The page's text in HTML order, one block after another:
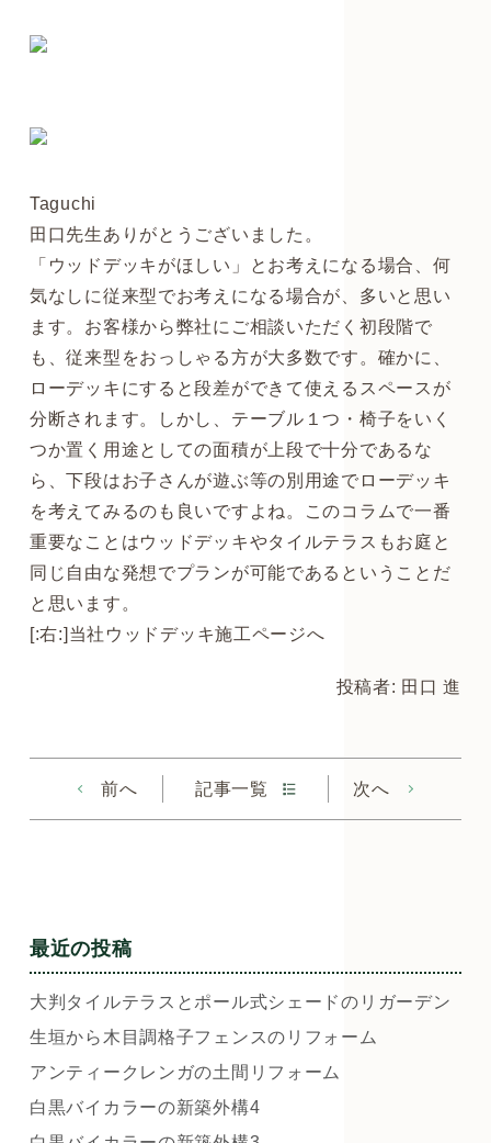
Taguchi
田口先生ありがとうございました。
「ウッドデッキがほしい」とお考えになる場合、何
気なしに従来型でお考えになる場合が、多いと思い
ます。お客様から弊社にご相談いただく初段階で
も、従来型をおっしゃる方が大多数です。確かに、
ローデッキにすると段差ができて使えるスペースが
分断されます。しかし、テーブル１つ・椅子をいく
つか置く用途としての面積が上段で十分であるな
ら、下段はお子さんが遊ぶ等の別用途でローデッキ
を考えてみるのも良いですよね。このコラムで一番
重要なことはウッドデッキやタイルテラスもお庭と
同じ自由な発想でプランが可能であるということだ
と思います。
[:右:]当社ウッドデッキ施工ページへ
投稿者: 田口 進
前へ 記事一覧 次へ
最近の投稿
大判タイルテラスとポール式シェードのリガーデン
生垣から木目調格子フェンスのリフォーム
アンティークレンガの土間リフォーム
白黒バイカラーの新築外構4